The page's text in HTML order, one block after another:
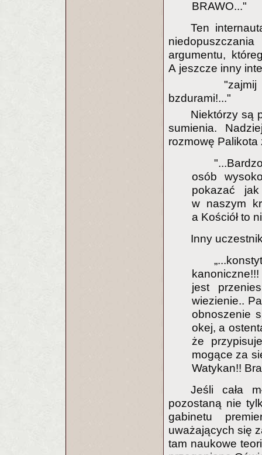
BRAWO..."
Ten
argumentu,
A jeszcze inny
"zajmij
bzdurami!..."
Niektórzy są
sumienia.
rozmowę Palikota
osób
pokazać
w naszym
a Kościół to
Inny
jest
wiezienie..
obnoszenie
okej, a
że
mogące za
Watykan!!
Jeśli cała
pozostaną nie
gabinetu
uważających się
tam naukowe